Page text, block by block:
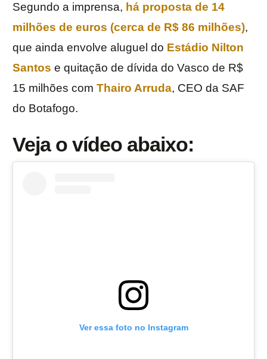
Segundo a imprensa, há proposta de 14
milhões de euros (cerca de R$ 86 milhões),
que ainda envolve aluguel do Estádio Nilton
Santos e quitação de dívida do Vasco de R$
15 milhões com Thairo Arruda, CEO da SAF
do Botafogo.
Veja o vídeo abaixo:
Ver essa foto no Instagram